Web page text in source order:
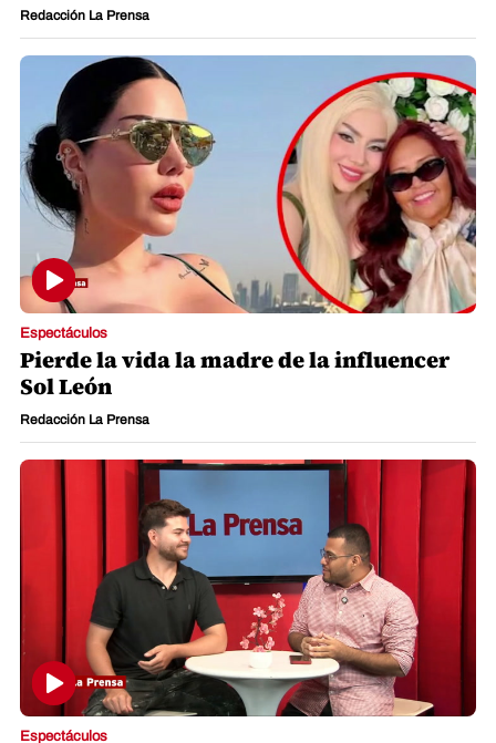
Redacción La Prensa
Espectáculos
Pierde la vida la madre de la influencer
Sol León
Redacción La Prensa
Espectáculos